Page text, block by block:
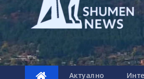
Актуално